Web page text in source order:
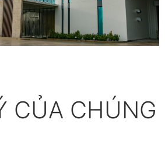
CỦA CHÚNG